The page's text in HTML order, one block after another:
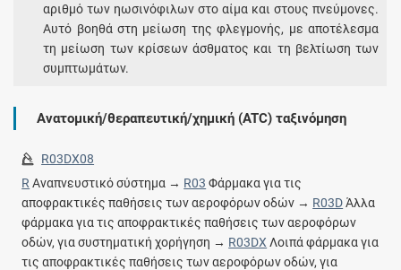
αριθμό των ηωσινόφιλων στο αίμα και στους πνεύμονες.
Αυτό βοηθά στη μείωση της φλεγμονής, με αποτέλεσμα
τη μείωση των κρίσεων άσθματος και τη βελτίωση των
συμπτωμάτων.
Ανατομική/θεραπευτική/χημική (ATC) ταξινόμηση
R03DX08
R Αναπνευστικό σύστημα → R03 Φάρμακα για τις
αποφρακτικές παθήσεις των αεροφόρων οδών → R03DΆλλα
φάρμακα για τις αποφρακτικές παθήσεις των αεροφόρων
οδών, για συστηματική χορήγηση → R03DX Λοιπά φάρμακα για
τις αποφρακτικές παθήσεις των αεροφόρων οδών, για